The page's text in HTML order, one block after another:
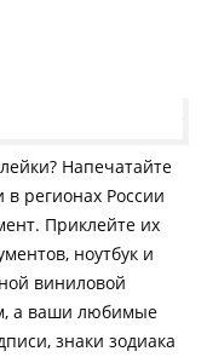
Напечатайте
регионах России
Приклейте их
ноутбук и
виниловой
а ваши любимые
знаки зодиака